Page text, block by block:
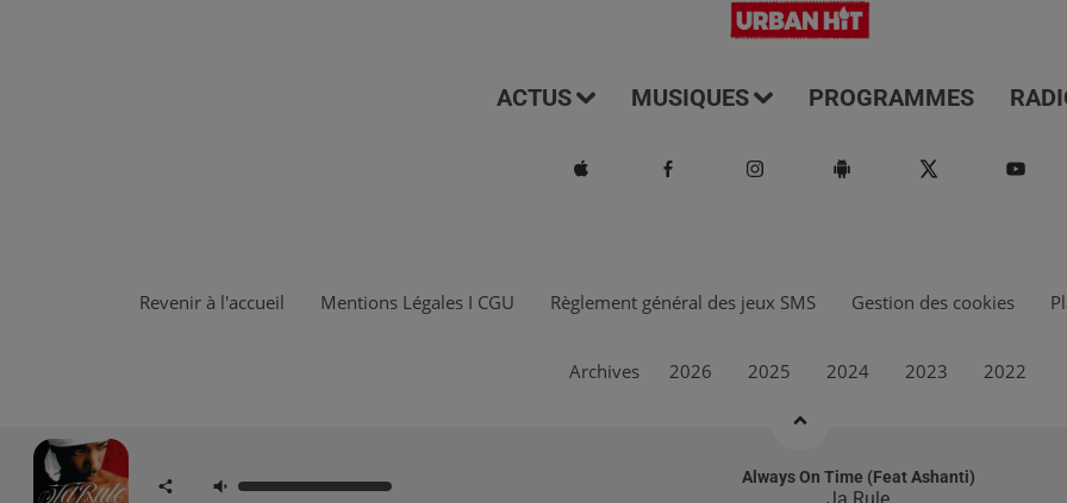
ACTUS MUSIQUES PROGRAMMES
Always On Time (feat Ashanti)
Ja Rule
Revenir à l'accueil Mentions Légales I CGU Règlement général des jeux SMS Gestion des cookies
Archives 2026 2025 2024 2023 2022